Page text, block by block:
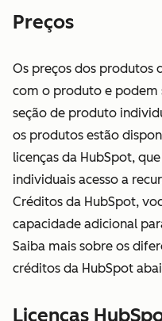
Preços
Os preços dos produtos
com o produto e podem
seção de produto
os produtos estão
licenças da HubSpot,
individuais acesso a
Créditos da HubSpot,
capacidade adicional
Saiba mais sobre os
créditos da HubSpot
Licenças